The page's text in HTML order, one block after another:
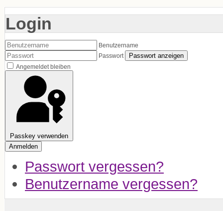
Login
Benutzername
Passwort
Passwort anzeigen
Angemeldet bleiben
Passkey verwenden
Anmelden
Passwort vergessen?
Benutzername vergessen?